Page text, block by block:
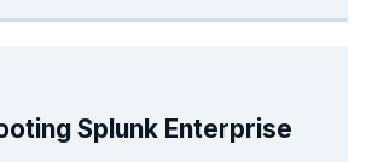
Splunk Enterprise